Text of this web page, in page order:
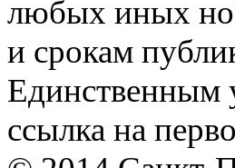
любых иных
и срокам
Единственным
ссылка на